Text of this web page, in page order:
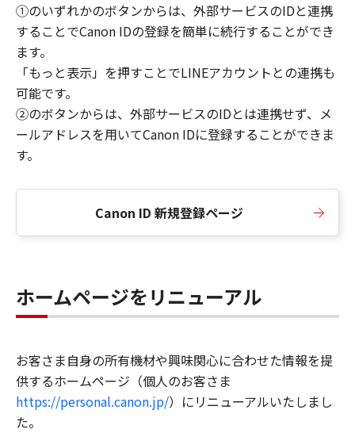
①のいずれかのボタンからは、外部サービスのIDと連携
することでCanon IDの登録を簡単に続行することができ
ます。
「もっと表示」を押すことでLINEアカウントとの連携も
可能です。
②のボタンからは、外部サービスのIDとは連携せず、メ
ールアドレスを用いてCanon IDに登録することができま
す。
Canon ID 新規登録ページ
ホームページをリニューアル
お客さま自身の所有機材や興味関心に合わせた情報を提
供するホームページ（個人のお客さま
https://personal.canon.jp/）にリニューアルいたしまし
た。